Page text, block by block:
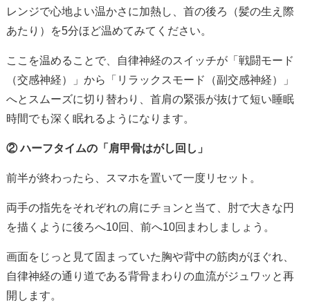
レンジで心地よい温かさに加熱し、首の後ろ（髪の生え際
あたり）を5分ほど温めてみてください。
ここを温めることで、自律神経のスイッチが「戦闘モード
（交感神経）」から「リラックスモード（副交感神経）」
へとスムーズに切り替わり、首肩の緊張が抜けて短い睡眠
時間でも深く眠れるようになります。
② ハーフタイムの「肩甲骨はがし回し」
前半が終わったら、スマホを置いて一度リセット。
両手の指先をそれぞれの肩にチョンと当て、肘で大きな円
を描くように後ろへ10回、前へ10回まわしましょう。
画面をじっと見て固まっていた胸や背中の筋肉がほぐれ、
自律神経の通り道である背骨まわりの血流がジュワッと再
開します。